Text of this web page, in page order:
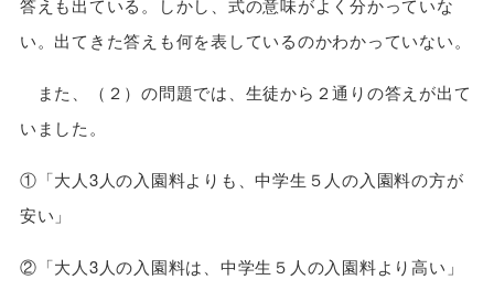
答えも出ている。しかし、式の意味がよく分かっていな
い。出てきた答えも何を表しているのかわかっていない。
また、（２）の問題では、生徒から２通りの答えが出て
いました。
①「大人3人の入園料よりも、中学生５人の入園料の方が
安い」
②「大人3人の入園料は、中学生５人の入園料より高い」